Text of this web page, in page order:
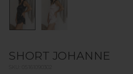
SHORT JOHANNE